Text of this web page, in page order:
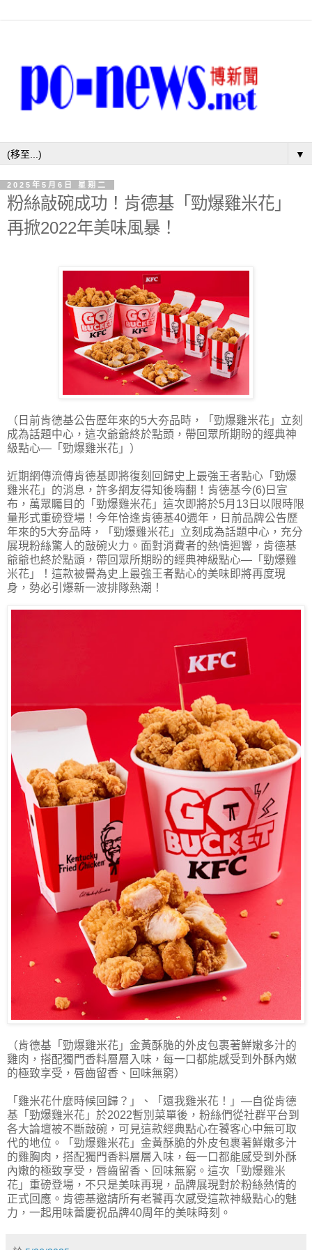
▼
2025年5月6日 星期二
粉絲敲碗成功！肯德基「勁爆雞米花」
再掀2022年美味風暴！
（日前肯德基公告歷年來的5大夯品時，「勁爆雞米花」立刻
成為話題中心，這次爺爺終於點頭，帶回眾所期盼的經典神
級點心—「勁爆雞米花」）
近期網傳流傳肯德基即將復刻回歸史上最強王者點心「勁爆
雞米花」的消息，許多網友得知後嗨翻！肯德基今(6)日宣
布，萬眾矚目的「勁爆雞米花」這次即將於5月13日以限時限
量形式重磅登場！今年恰逢肯德基40週年，日前品牌公告歷
年來的5大夯品時，「勁爆雞米花」立刻成為話題中心，充分
展現粉絲驚人的敲碗火力。面對消費者的熱情迴響，肯德基
爺爺也終於點頭，帶回眾所期盼的經典神級點心—「勁爆雞
米花」！這款被譽為史上最強王者點心的美味即將再度現
身，勢必引爆新一波排隊熱潮！
（肯德基「勁爆雞米花」金黃酥脆的外皮包裹著鮮嫩多汁的
雞肉，搭配獨門香料層層入味，每一口都能感受到外酥內嫩
的極致享受，唇齒留香、回味無窮）
「雞米花什麼時候回歸？」、「還我雞米花！」—自從肯德
基「勁爆雞米花」於2022暫別菜單後，粉絲們從社群平台到
各大論壇被不斷敲碗，可見這款經典點心在饕客心中無可取
代的地位。「勁爆雞米花」金黃酥脆的外皮包裹著鮮嫩多汁
的雞胸肉，搭配獨門香料層層入味，每一口都能感受到外酥
內嫩的極致享受，唇齒留香、回味無窮。這次「勁爆雞米
花」重磅登場，不只是美味再現，品牌展現對於粉絲熱情的
正式回應。肯德基邀請所有老饕再次感受這款神級點心的魅
力，一起用味蕾慶祝品牌40周年的美味時刻。